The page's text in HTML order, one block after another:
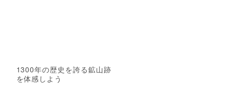
1300年の歴史を誇る鉱山跡
を体感しよう